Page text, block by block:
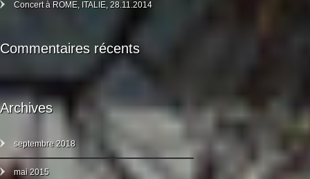
Concert à ROME, ITALIE, 28.11.2014
Commentaires récents
Archives
septembre 2018
mai 2015